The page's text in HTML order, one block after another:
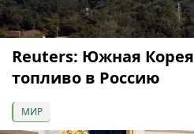
Reuters: Южная
топливо в Россию
МИР